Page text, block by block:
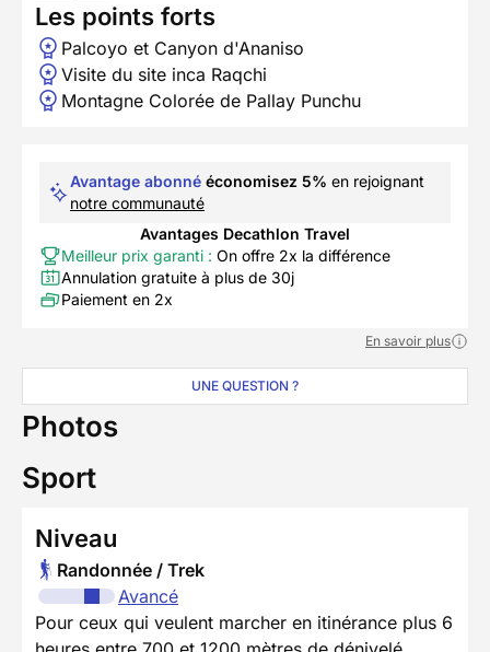
Les points forts
Palcoyo et Canyon d'Ananiso
Visite du site inca Raqchi
Montagne Colorée de Pallay Punchu
Avantage abonné économisez 5% en rejoignant
notre communauté
Avantages Decathlon Travel
Meilleur prix garanti : On offre 2x la différence
Annulation gratuite à plus de 30j
Paiement en 2x
En savoir plus
UNE QUESTION ?
Photos
Sport
Niveau
Randonnée / Trek
Avancé
Pour ceux qui veulent marcher en itinérance plus 6